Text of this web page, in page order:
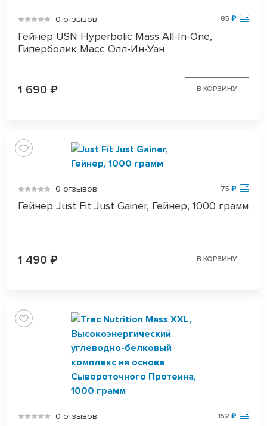
0 отзывов 85 ₽
Гейнер USN Hyperbolic Mass All-In-One,
Гиперболик Масс Олл-Ин-Уан
1 690 ₽ В КОРЗИНУ
0 отзывов 75 ₽
Гейнер Just Fit Just Gainer, Гейнер, 1000 грамм
1 490 ₽ В КОРЗИНУ
0 отзывов 152 ₽